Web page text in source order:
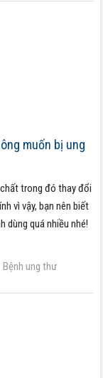
muốn bị ung
trong đó thay đổi
vì vậy, bạn nên biết
dùng quá nhiều nhé!
Bệnh ung thư